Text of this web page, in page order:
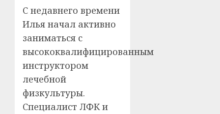
С недавнего времени
Илья начал активно
заниматься с
высококвалифицированным
инструктором
лечебной
физкультуры.
Специалист ЛФК и